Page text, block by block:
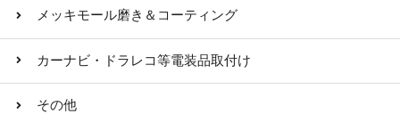
メッキモール磨き＆コーティング
カーナビ・ドラレコ等電装品取付け
その他